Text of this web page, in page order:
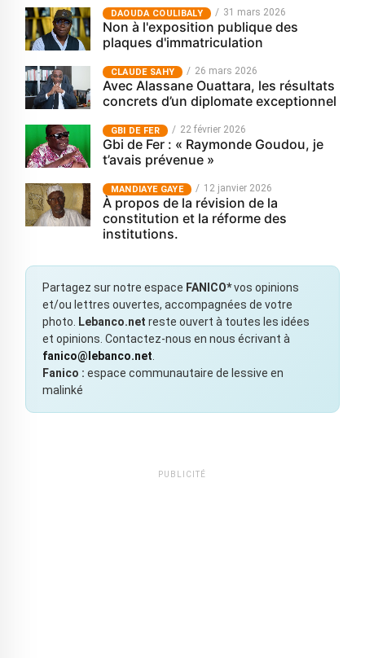
‎DAOUDA COULIBALY 31 mars 2026
Non à l'exposition publique des
plaques d'immatriculation
CLAUDE SAHY 26 mars 2026
Avec Alassane Ouattara, les résultats
concrets d’un diplomate exceptionnel
GBI DE FER 22 février 2026
Gbi de Fer : « Raymonde Goudou, je
t’avais prévenue »
MANDIAYE GAYE 12 janvier 2026
À propos de la révision de la
constitution et la réforme des
institutions.
Partagez sur notre espace FANICO*vos opinions
et/ou lettres ouvertes, accompagnées de votre
photo.
Lebanco.net reste ouvert à toutes les idées
et opinions. Contactez-nous en nous écrivant à
fanico@lebanco.net
Fanico : espace communautaire de lessive en
malinké
PUBLICITÉ